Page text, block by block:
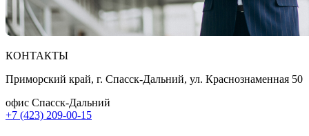
КОНТАКТЫ
Приморский край, г. Спасск-Дальний, ул. Краснознаменная 50
офис Спасск-Дальний
+7 (423) 209-00-15